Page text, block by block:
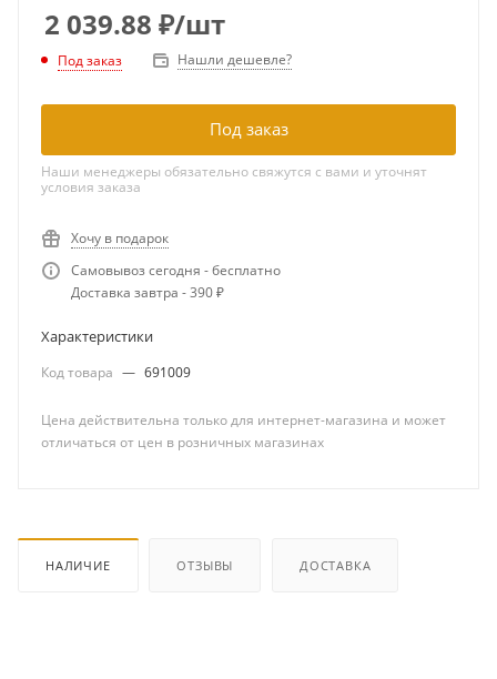
2 039.88 ₽/шт
Под заказ Нашли дешевле?
Под заказ
Наши менеджеры обязательно свяжутся с вами и уточнят
условия заказа
Хочу в подарок
Самовывоз сегодня - бесплатно
Доставка завтра - 390 ₽
Характеристики
Код товара — 691009
Цена действительна только для интернет-магазина и может
отличаться от цен в розничных магазинах
НАЛИЧИЕ ОТЗЫВЫ ДОСТАВКА